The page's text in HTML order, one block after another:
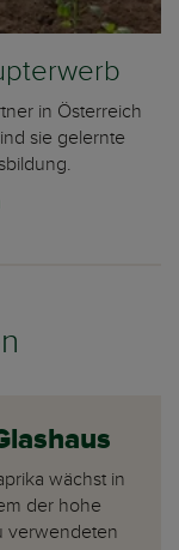
in Österreich
sie gelernte
wächst in
der hohe
verwendeten